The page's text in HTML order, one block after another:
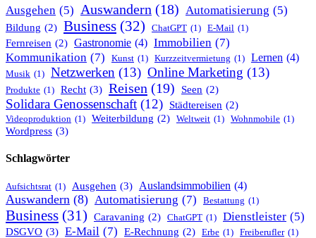
Ausgehen (5) Auswandern (18) Automatisierung (5)
Bildung (2) Business (32) ChatGPT (1) E-Mail (1)
Fernreisen (2) Gastronomie (4) Immobilien (7)
Kommunikation (7) Kunst (1) Kurzzeitvermietung (1) Lernen (4)
Musik (1) Netzwerken (13) Online Marketing (13)
Produkte (1) Recht (3) Reisen (19) Seen (2)
Solidara Genossenschaft (12) Städtereisen (2)
Videoproduktion (1) Weiterbildung (2) Weltweit (1) Wohnmobile (1)
Wordpress (3)
Schlagwörter
Aufsichtsrat (1) Ausgehen (3) Auslandsimmobilien (4)
Auswandern (8) Automatisierung (7) Bestattung (1)
Business (31) Caravaning (2) ChatGPT (1) Dienstleister (5)
DSGVO (3) E-Mail (7) E-Rechnung (2) Erbe (1) Freiberufler (1)